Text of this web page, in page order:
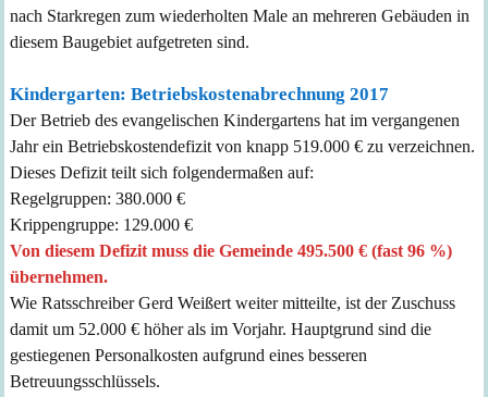
nach Starkregen zum wiederholten Male an mehreren Gebäuden in
diesem Baugebiet aufgetreten sind.
Kindergarten: Betriebskostenabrechnung 2017
Der Betrieb des evangelischen Kindergartens hat im vergangenen
Jahr ein Betriebskostendefizit von knapp 519.000 € zu verzeichnen.
Dieses Defizit teilt sich folgendermaßen auf:
Regelgruppen: 380.000 €
Krippengruppe: 129.000 €
Von diesem Defizit muss die Gemeinde 495.500 € (fast 96 %)
übernehmen.
Wie Ratsschreiber Gerd Weißert weiter mitteilte, ist der Zuschuss
damit um 52.000 € höher als im Vorjahr. Hauptgrund sind die
gestiegenen Personalkosten aufgrund eines besseren
Betreuungsschlüssels.